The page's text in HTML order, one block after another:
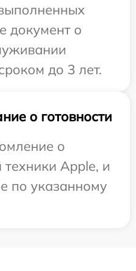
документ о
до 3 лет.
о готовности
о
Apple, и
по указанному